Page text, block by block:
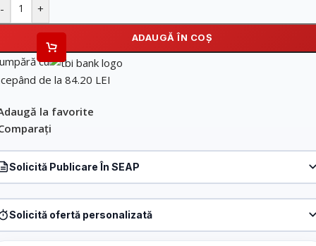
- +
ADAUGĂ ÎN COȘ
cu
de la 84.20 LEI
la favorite
Solicită Publicare În SEAP
Solicită ofertă personalizată